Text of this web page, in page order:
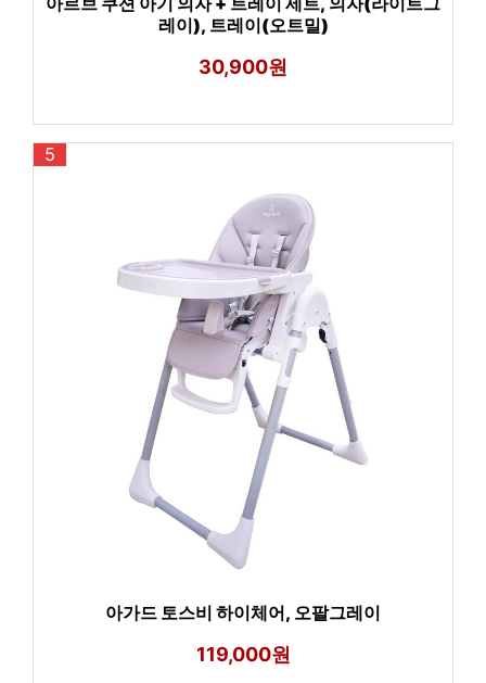
레이), 트레이(오트밀)
30,900원
5
아가드 토스비 하이체어, 오팔그레이
119,000원